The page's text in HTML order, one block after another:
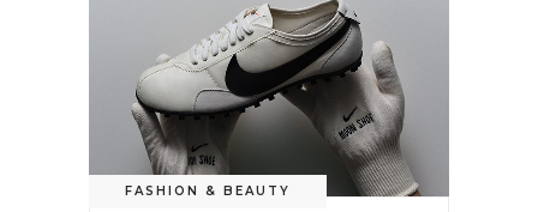
FASHION & BEAUTY